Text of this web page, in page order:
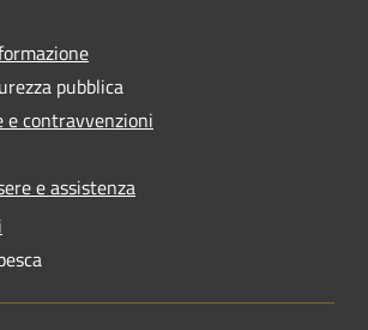
pubblica
e contravvenzioni
e assistenza